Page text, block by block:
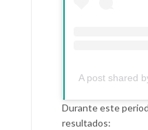
A post shared
Durante este
resultados: